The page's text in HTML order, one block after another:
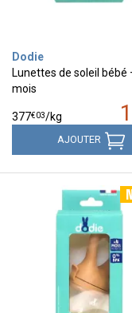
Dodie
Lunettes de soleil bébé
mois
377€03/kg
AJOUTER